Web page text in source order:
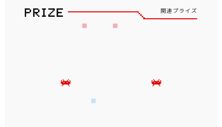
関連プライズ